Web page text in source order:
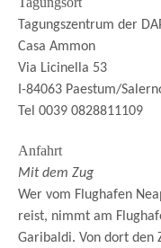
Tagungszentrum der
Casa Ammon
Via Licinella 53
I-84063 Paestum/
Tel 0039 0828811109
Anfahrt
Mit dem Zug
Wer vom Flughafen
reist, nimmt am
Garibaldi. Von dort den